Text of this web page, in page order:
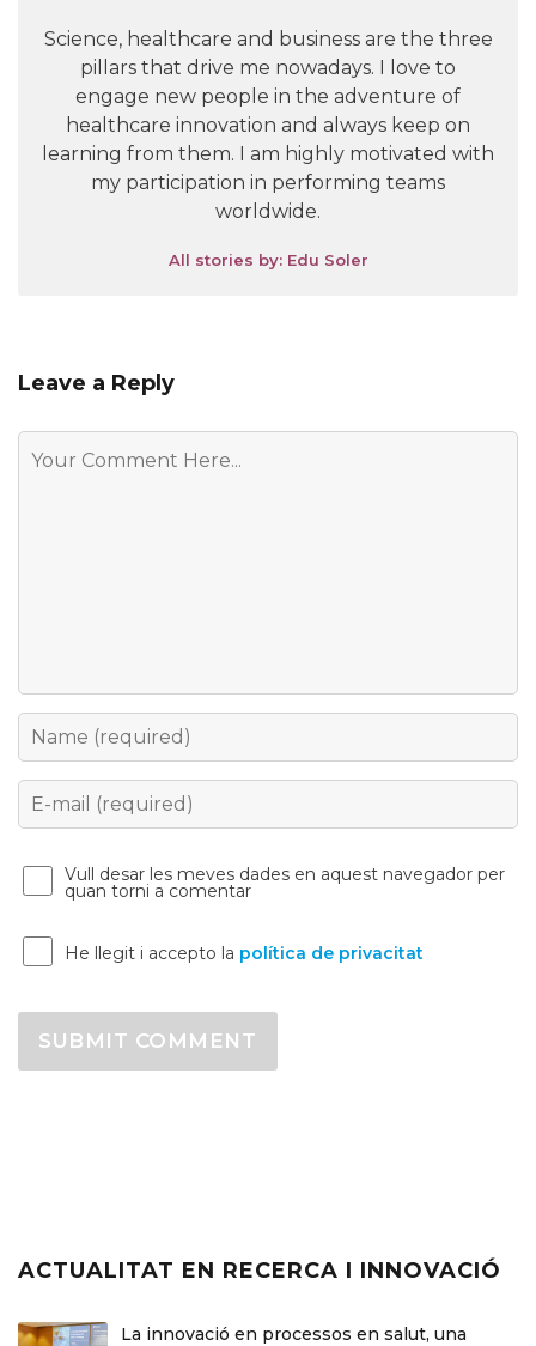
Science, healthcare and business are the three
pillars that drive me nowadays. I love to
engage new people in the adventure of
healthcare innovation and always keep on
learning from them. I am highly motivated with
my participation in performing teams
worldwide.
All stories by: Edu Soler
Leave a Reply
Comment
Name
Email
Vull desar les meves dades en aquest navegador per
quan torni a comentar
He llegit i accepto la política de privacitat
ACTUALITAT EN RECERCA I INNOVACIÓ
La innovació en processos en salut, una